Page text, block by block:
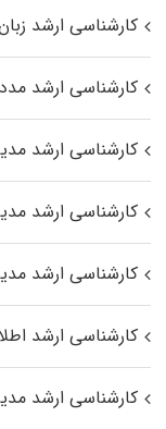
کارشناسی ارشد
کارشناسی ارشد
کارشناسی ارشد
کارشناسی ارشد
کارشناسی ارشد
کارشناسی ارشد
کارشناسی ارشد